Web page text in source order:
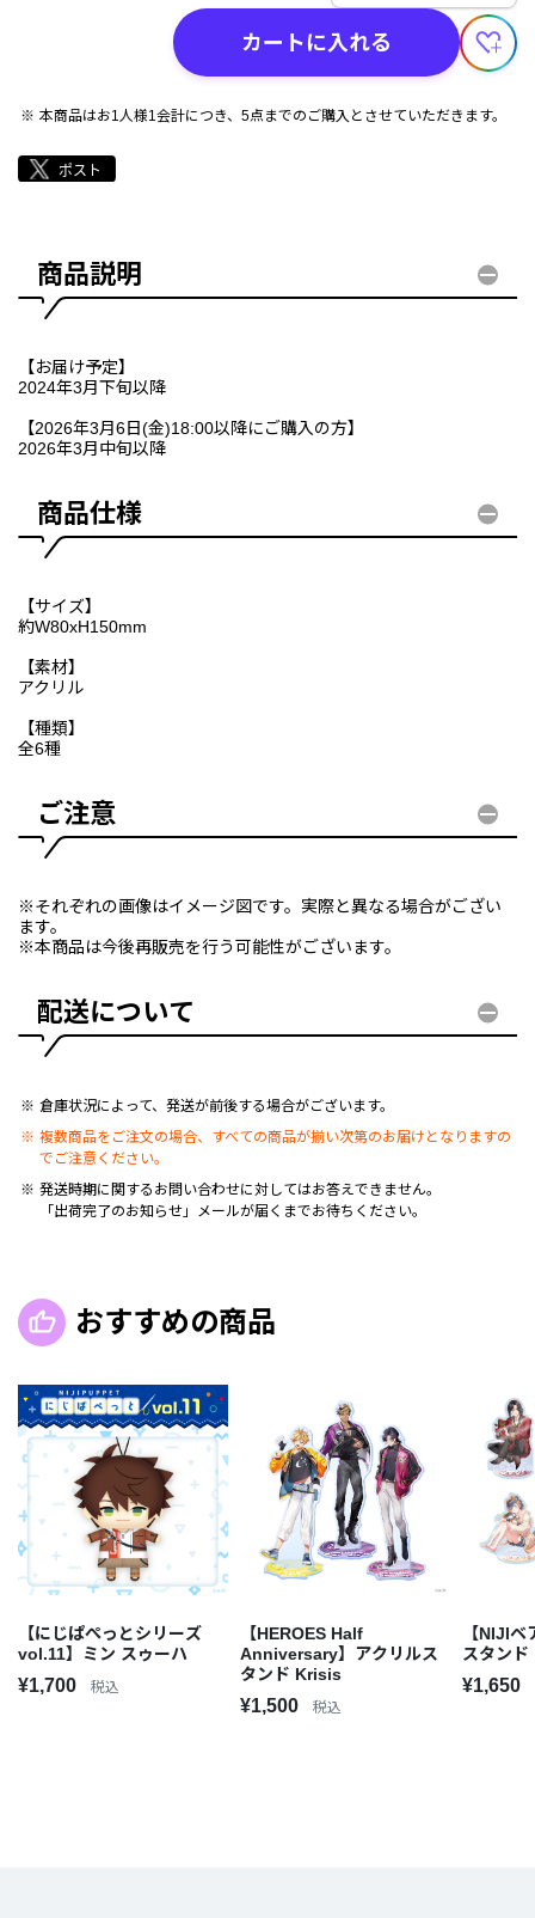
カートに入れる
本商品はお1人様1会計につき、5点までのご購入とさせていただきます。
商品説明
【お届け予定】
2024年3月下旬以降
【2026年3月6日(金)18:00以降にご購入の方】
2026年3月中旬以降
商品仕様
【サイズ】
約W80xH150mm
【素材】
アクリル
【種類】
全6種
ご注意
※それぞれの画像はイメージ図です。実際と異なる場合がござい
ます。
※本商品は今後再販売を行う可能性がございます。
配送について
倉庫状況によって、発送が前後する場合がございます。
複数商品をご注文の場合、すべての商品が揃い次第のお届けとなりますの
でご注意ください。
発送時期に関するお問い合わせに対してはお答えできません。
「出荷完了のお知らせ」メールが届くまでお待ちください。
おすすめの商品
【にじぱぺっとシリーズ
vol.11】ミン スゥーハ
¥1,700 税込
【HEROES Half
Anniversary】アクリルス
タンド Krisis
¥1,500 税込
【NIJI
スタンド
¥1,650